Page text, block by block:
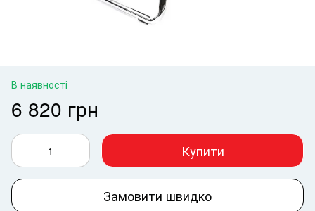
В наявності
6 820 грн
Купити
Замовити швидко